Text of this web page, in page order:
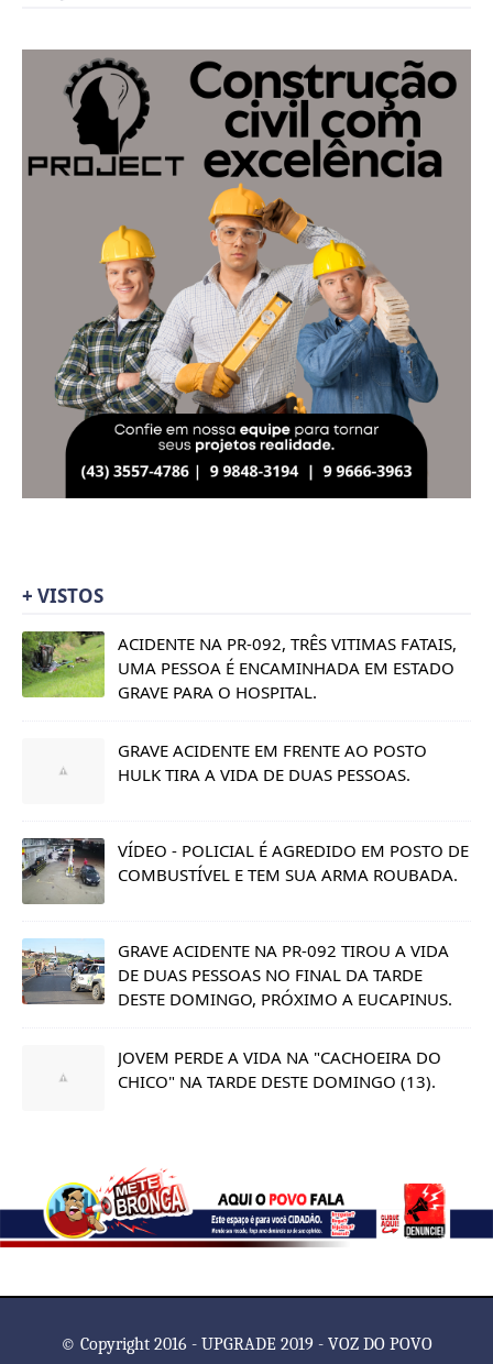
+ VISTOS
ACIDENTE NA PR-092, TRÊS VITIMAS FATAIS,
UMA PESSOA É ENCAMINHADA EM ESTADO
GRAVE PARA O HOSPITAL.
GRAVE ACIDENTE EM FRENTE AO POSTO
HULK TIRA A VIDA DE DUAS PESSOAS.
VÍDEO - POLICIAL É AGREDIDO EM POSTO DE
COMBUSTÍVEL E TEM SUA ARMA ROUBADA.
GRAVE ACIDENTE NA PR-092 TIROU A VIDA
DE DUAS PESSOAS NO FINAL DA TARDE
DESTE DOMINGO, PRÓXIMO A EUCAPINUS.
JOVEM PERDE A VIDA NA "CACHOEIRA DO
CHICO" NA TARDE DESTE DOMINGO (13).
© Copyright 2016 - UPGRADE 2019 - VOZ DO POVO